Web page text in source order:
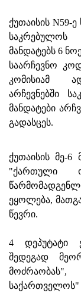
ქუთაისის N59-
საკრებულოს
მანდატებს 6
საარჩევნო
კომისიამ
არჩევნებში
მანდატები
გადასცეს.
ქუთაისის მე-
"ქართული
ეყოლება,
წევრი.
4 დეპუტატი
შედეგად